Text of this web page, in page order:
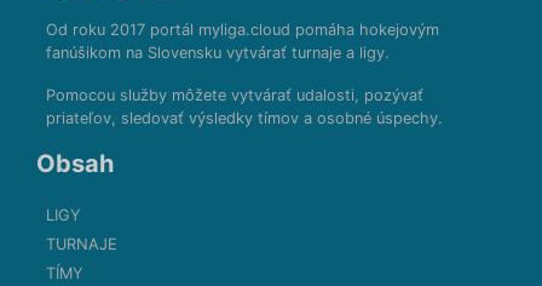
Od roku 2017 portál myliga.cloud pomáha hokejovým
fanúšikom na Slovensku vytvárať turnaje a ligy.
Pomocou služby môžete vytvárať udalosti, pozývať
priateľov, sledovať výsledky tímov a osobné úspechy.
Obsah
LIGY
TURNAJE
TÍMY